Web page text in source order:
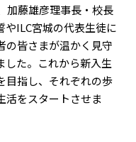
加藤雄彦理事長・校長
やILC宮城の代表生徒に
の皆さまが温かく見守
した。これから新入生
目指し、それぞれの歩
活をスタートさせま